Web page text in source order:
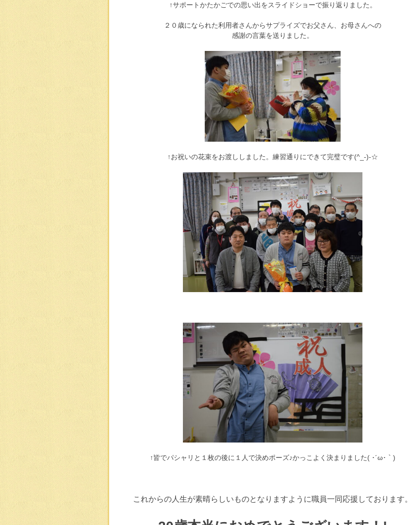
↑サポートかたかごでの思い出をスライドショーで振り返りました。
２０歳になられた利用者さんからサプライズでお父さん、お母さんへの
感謝の言葉を送りました。
↑お祝いの花束をお渡ししました。練習通りにできて完璧です(^_-)-☆
↑皆でパシャリと１枚の後に１人で決めポーズ♪かっこよく決まりました( ･´ω･｀)
これからの人生が素晴らしいものとなりますように職員一同応援しております。